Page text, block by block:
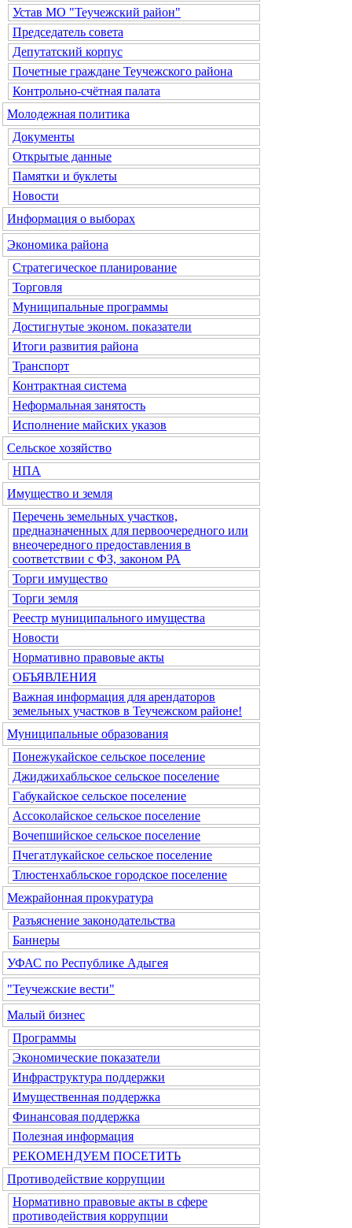
Устав МО "Теучежский район"
Председатель совета
Депутатский корпус
Почетные граждане Теучежского района
Контрольно-счётная палата
Молодежная политика
Документы
Открытые данные
Памятки и буклеты
Новости
Информация о выборах
Экономика района
Стратегическое планирование
Торговля
Муниципальные программы
Достигнутые эконом. показатели
Итоги развития района
Транспорт
Контрактная система
Неформальная занятость
Исполнение майских указов
Сельское хозяйство
НПА
Имущество и земля
Перечень земельных участков,
предназначенных для первоочередного или
внеочередного предоставления в
соответствии с ФЗ, законом РА
Торги имущество
Торги земля
Реестр муниципального имущества
Новости
Нормативно правовые акты
ОБЪЯВЛЕНИЯ
Важная информация для арендаторов
земельных участков в Теучежском районе!
Муниципальные образования
Понежукайское сельское поселение
Джиджихабльское сельское поселение
Габукайское сельское поселение
Ассоколайское сельское поселение
Вочепшийское сельское поселение
Пчегатлукайское сельское поселение
Тлюстенхабльское городское поселение
Межрайонная прокуратура
Разъяснение законодательства
Баннеры
УФАС по Республике Адыгея
"Теучежские вести"
Малый бизнес
Программы
Экономические показатели
Инфраструктура поддержки
Имущественная поддержка
Финансовая поддержка
Полезная информация
РЕКОМЕНДУЕМ ПОСЕТИТЬ
Противодействие коррупции
Нормативно правовые акты в сфере
противодействия коррупции